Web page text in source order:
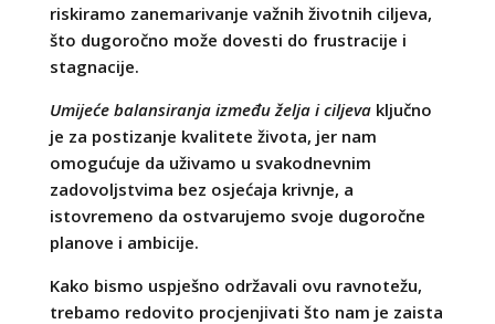
riskiramo zanemarivanje važnih životnih ciljeva,
što dugoročno može dovesti do frustracije i
stagnacije.
Umijeće balansiranja između želja i ciljevaključno
je za postizanje kvalitete života, jer nam
omogućuje da uživamo u svakodnevnim
zadovoljstvima bez osjećaja krivnje, a
istovremeno da ostvarujemo svoje dugoročne
planove i ambicije.
Kako bismo uspješno održavali ovu ravnotežu,
trebamo redovito procjenjivati što nam je zaista